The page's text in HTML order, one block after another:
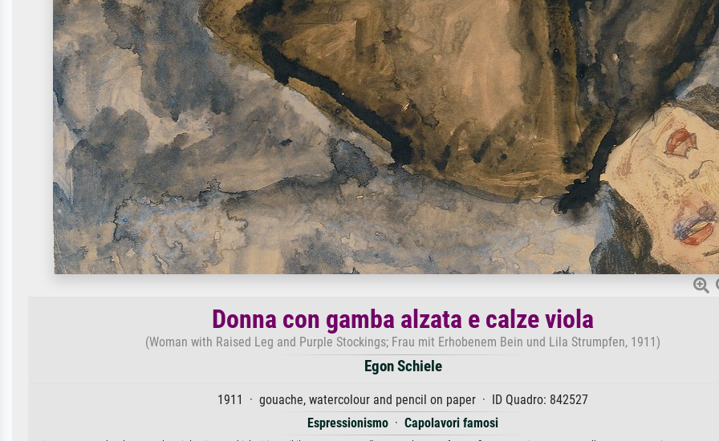
Donna con gamba alzata e calze viola
(Woman with Raised Leg and Purple Stockings; Frau mit Erhobenem Bein und Lila Strumpfen, 1911)
Egon Schiele
1911 · gouache, watercolour and pencil on paper · ID Quadro: 842527
Espressionismo · Capolavori famosi